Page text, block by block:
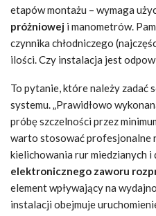
etapów montażu – wymaga
próżniowej i manometrów.
czynnika chłodniczego
ilości. Czy instalacja jest
To pytanie, które należy zadać
systemu. „Prawidłowo
próbę szczelności przez
warto stosować profesjonalne
kielichowania rur miedzianych i
elektronicznego zaworu
element wpływający na
instalacji obejmuje